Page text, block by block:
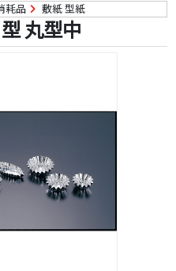
耗品 敷紙 型紙
丸型中